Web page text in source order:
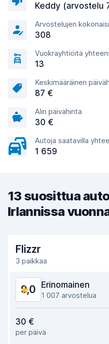
Keddy (arvostelu
Arvostelujen
308
Vuokrayhtiöitä
13
Keskimääräinen
87 €
Alin päivähinta
30 €
Autoja saatavilla
1 659
13 suosittua
Irlannissa
Flizzr
3 paikkaa
9,0 Erinomainen
1 007 arvostelua
Löytämisen helppous
30 €
per päivä